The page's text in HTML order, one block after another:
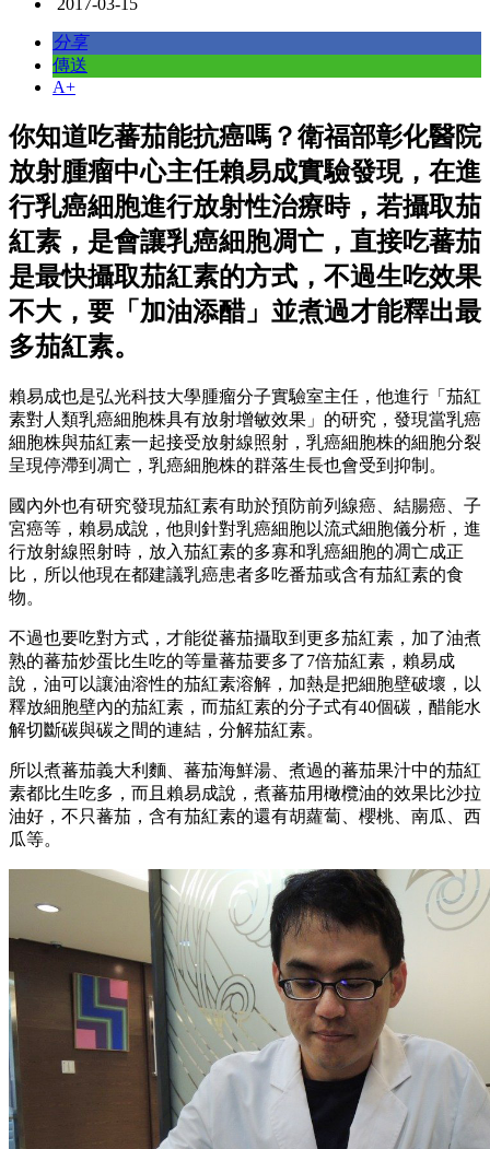
分享
傳送
A+
你知道吃蕃茄能抗癌嗎？衛福部彰化醫院
放射腫瘤中心主任賴易成實驗發現，在進
行乳癌細胞進行放射性治療時，若攝取茄
紅素，是會讓乳癌細胞凋亡，直接吃蕃茄
是最快攝取茄紅素的方式，不過生吃效果
不大，要「加油添醋」並煮過才能釋出最
多茄紅素。
賴易成也是弘光科技大學腫瘤分子實驗室主任，他進行「茄紅
素對人類乳癌細胞株具有放射增敏效果」的研究，發現當乳癌
細胞株與茄紅素一起接受放射線照射，乳癌細胞株的細胞分裂
呈現停滯到凋亡，乳癌細胞株的群落生長也會受到抑制。
國內外也有研究發現茄紅素有助於預防前列線癌、結腸癌、子
宮癌等，賴易成說，他則針對乳癌細胞以流式細胞儀分析，進
行放射線照射時，放入茄紅素的多寡和乳癌細胞的凋亡成正
比，所以他現在都建議乳癌患者多吃番茄或含有茄紅素的食
物。
不過也要吃對方式，才能從蕃茄攝取到更多茄紅素，加了油煮
熟的蕃茄炒蛋比生吃的等量蕃茄要多了7倍茄紅素，賴易成
說，油可以讓油溶性的茄紅素溶解，加熱是把細胞壁破壞，以
釋放細胞壁內的茄紅素，而茄紅素的分子式有40個碳，醋能水
解切斷碳與碳之間的連結，分解茄紅素。
所以煮蕃茄義大利麵、蕃茄海鮮湯、煮過的蕃茄果汁中的茄紅
素都比生吃多，而且賴易成說，煮蕃茄用橄欖油的效果比沙拉
油好，不只蕃茄，含有茄紅素的還有胡蘿蔔、櫻桃、南瓜、西
瓜等。